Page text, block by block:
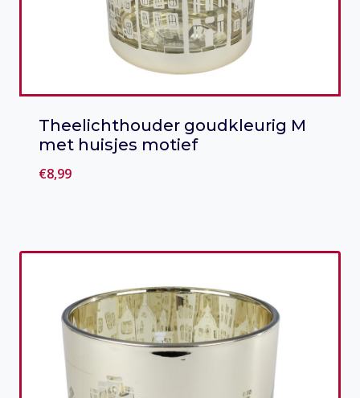
Theelichthouder goudkleurig M
met huisjes motief
€8,99